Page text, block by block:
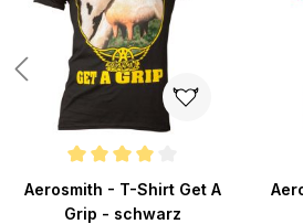
Durchschnittliche Bewertung von 4 von
Aerosmith - T-Shirt Get A
Grip - schwarz